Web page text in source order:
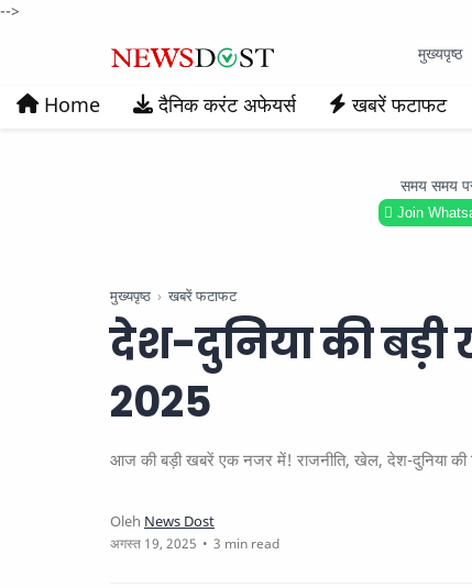
-->
मुख्यपृष्ठ
Home दैनिक करंट अफेयर्स खबरें फटाफट
समय समय
Join
मुख्यपृष्ठ खबरें फटाफट
देश-दुनिया की
2025
आज की बड़ी खबरें एक नजर में! राजनीति, खेल, देश-दुनिया की
3 min read